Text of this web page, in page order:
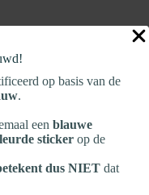
op basis van de
.
een blauwe
sticker op de
dus NIET dat